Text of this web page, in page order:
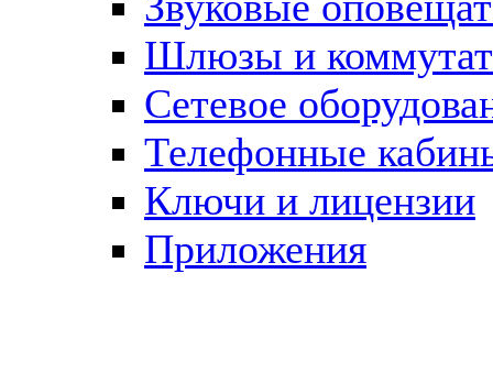
Шлюзы и
Сетевое
Телефонные
Ключи и лицензии
Приложения